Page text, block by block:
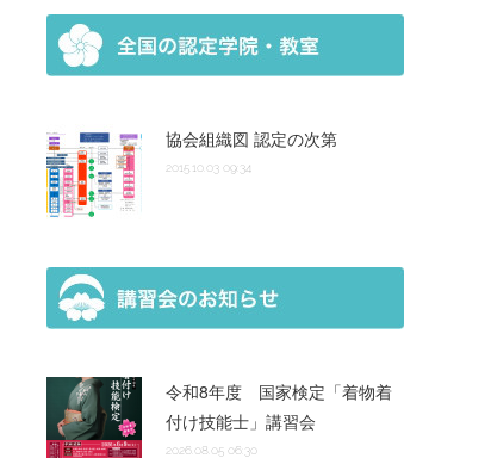
協会組織図 認定の次第
2015.10.03 09:34
令和8年度 国家検定「着物着
付け技能士」講習会
2026.08.05 06:30